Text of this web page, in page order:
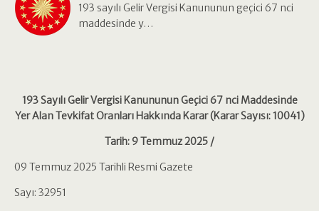
193 sayılı Gelir Vergisi Kanununun geçici 67 nci
maddesinde y…
193 Sayılı Gelir Vergisi Kanununun Geçici 67 nci Maddesinde
Yer Alan Tevkifat Oranları Hakkında Karar (Karar Sayısı: 10041)
Tarih: 9 Temmuz 2025 /
09 Temmuz 2025 Tarihli Resmi Gazete
Sayı: 32951